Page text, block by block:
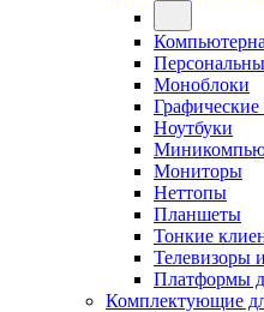
Моноблоки
Графические
Ноутбуки
Мониторы
Неттопы
Планшеты
Тонкие
Телевизоры
Платформы
Комплектующие